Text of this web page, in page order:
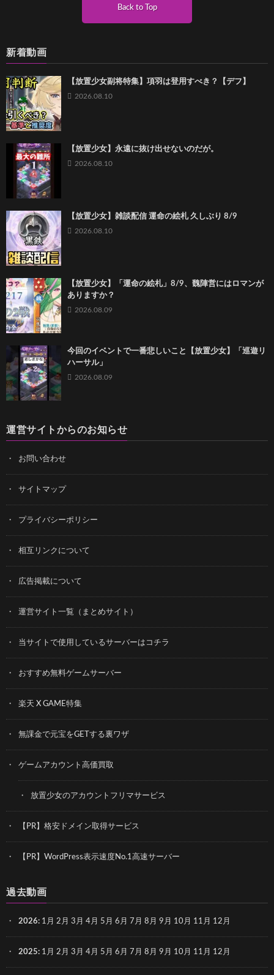
Back to Top
新着動画
【放置少女副将特集】項羽は登用すべき？【デフ】
2026.08.10
【放置少女】永遠に抜け出せないのだが。
2026.08.10
【放置少女】雑談配信 運命の絵札 久しぶり 8/9
2026.08.10
【放置少女】「運命の絵札」8/9、魏陣営にはロマンが
ありますか？
2026.08.09
今回のイベントで一番悲しいこと【放置少女】「巡遊リ
ハーサル」
2026.08.09
運営サイトからのお知らせ
お問い合わせ
サイトマップ
プライバシーポリシー
相互リンクについて
広告掲載について
運営サイト一覧（まとめサイト）
当サイトで使用しているサーバーはコチラ
おすすめ無料ゲームサーバー
楽天 X GAME特集
無課金で元宝をGETする裏ワザ
ゲームアカウント高価買取
放置少女のアカウントフリマサービス
【PR】格安ドメイン取得サービス
【PR】WordPress表示速度No.1高速サーバー
過去動画
2026: 1月 2月 3月 4月 5月 6月 7月 8月 9月 10月 11月 12月
2025: 1月 2月 3月 4月 5月 6月 7月 8月 9月 10月 11月 12月